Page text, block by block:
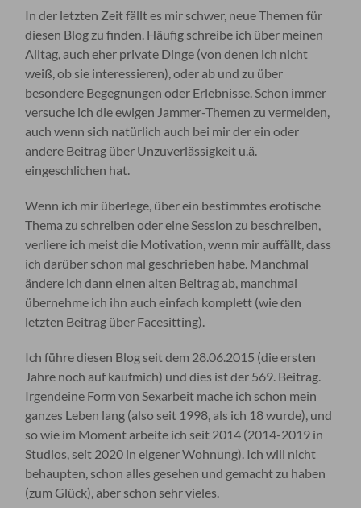
In der letzten Zeit fällt es mir schwer, neue Themen für
diesen Blog zu finden. Häufig schreibe ich über meinen
Alltag, auch eher private Dinge (von denen ich nicht
weiß, ob sie interessieren), oder ab und zu über
besondere Begegnungen oder Erlebnisse. Schon immer
versuche ich die ewigen Jammer-Themen zu vermeiden,
auch wenn sich natürlich auch bei mir der ein oder
andere Beitrag über Unzuverlässigkeit u.ä.
eingeschlichen hat.
Wenn ich mir überlege, über ein bestimmtes erotische
Thema zu schreiben oder eine Session zu beschreiben,
verliere ich meist die Motivation, wenn mir auffällt, dass
ich darüber schon mal geschrieben habe. Manchmal
ändere ich dann einen alten Beitrag ab, manchmal
übernehme ich ihn auch einfach komplett (wie den
letzten Beitrag über Facesitting).
Ich führe diesen Blog seit dem 28.06.2015 (die ersten
Jahre noch auf kaufmich) und dies ist der 569. Beitrag.
Irgendeine Form von Sexarbeit mache ich schon mein
ganzes Leben lang (also seit 1998, als ich 18 wurde), und
so wie im Moment arbeite ich seit 2014 (2014-2019 in
Studios, seit 2020 in eigener Wohnung). Ich will nicht
behaupten, schon alles gesehen und gemacht zu haben
(zum Glück), aber schon sehr vieles.